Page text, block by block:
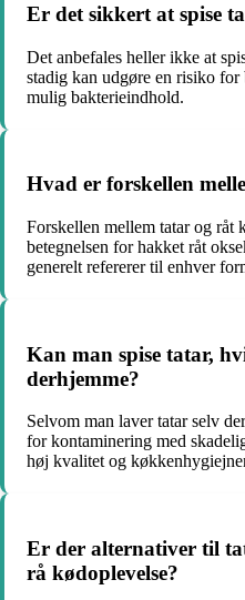
Er det sikkert at spise
Det anbefales heller ikke at
stadig kan udgøre en risiko
mulig bakterieindhold.
Hvad er forskellen
Forskellen mellem tatar og råt
betegnelsen for hakket råt
generelt refererer til enhver
Kan man spise tatar,
derhjemme?
Selvom man laver tatar selv
for kontaminering med
høj kvalitet og
Er der alternativer til
rå kødoplevelse?